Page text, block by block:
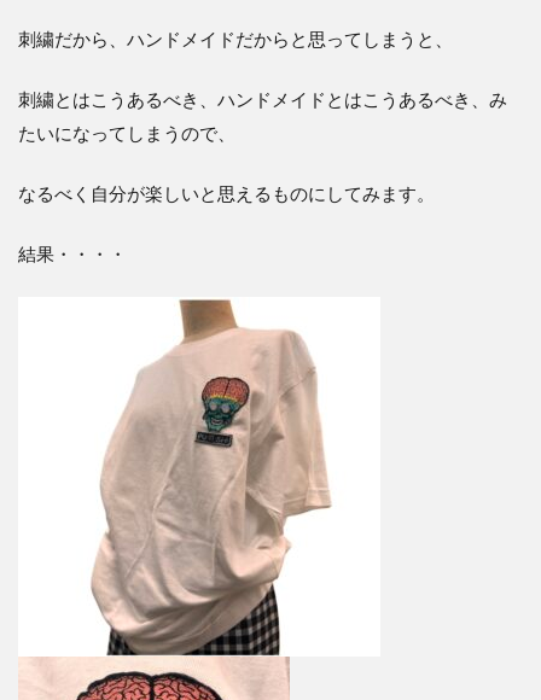
刺繍だから、ハンドメイドだからと思ってしまうと、
刺繍とはこうあるべき、ハンドメイドとはこうあるべき、み
たいになってしまうので、
なるべく自分が楽しいと思えるものにしてみます。
結果・・・・